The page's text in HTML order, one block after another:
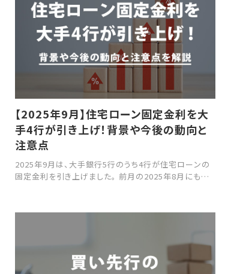
【2025年9月】住宅ローン固定金利を大
手4行が引き上げ！背景や今後の動向と
注意点
2025年9月は、大手銀行5行のうち4行が住宅ローンの
固定金利を引き上げました。 前月の2025年8月にも引
新動向や引き上げの背景、今後の見通しについて分か